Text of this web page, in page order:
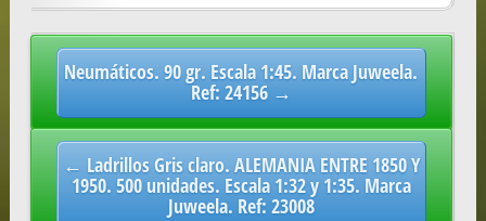
Post
navigation
Neumáticos. 90 gr. Escala 1:45. Marca Juweela.
Ref: 24156 →
← Ladrillos Gris claro. ALEMANIA ENTRE 1850 Y
1950. 500 unidades. Escala 1:32 y 1:35. Marca
Juweela. Ref: 23008